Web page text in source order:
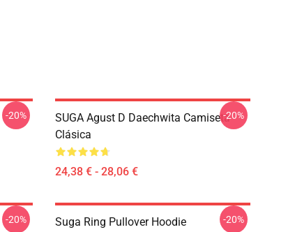
-20%
SUGA Agust D Daechwita Camiseta
Clásica
24,38 € - 28,06 €
-20%
-20% Suga Ring Pullover Hoodie -20%